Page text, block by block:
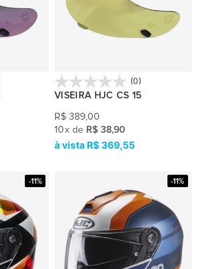
(0)
VISEIRA HJC CS 15
R$ 389,00
10x de R$ 38,90
R$ 369,55
-11% -11%